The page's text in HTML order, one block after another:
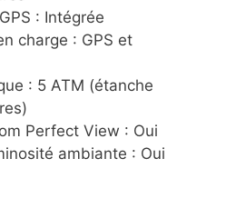
: Intégrée
charge : GPS et
: 5 ATM (étanche
Perfect View : Oui
ambiante : Oui